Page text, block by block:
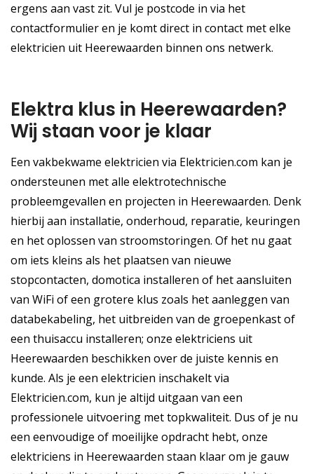
ergens aan vast zit. Vul je postcode in via het
contactformulier en je komt direct in contact met elke
elektricien uit Heerewaarden binnen ons netwerk.
Elektra klus in Heerewaarden?
Wij staan voor je klaar
Een vakbekwame elektricien via Elektricien.com kan je
ondersteunen met alle elektrotechnische
probleemgevallen en projecten in Heerewaarden. Denk
hierbij aan installatie, onderhoud, reparatie, keuringen
en het oplossen van stroomstoringen. Of het nu gaat
om iets kleins als het plaatsen van nieuwe
stopcontacten, domotica installeren of het aansluiten
van WiFi of een grotere klus zoals het aanleggen van
databekabeling, het uitbreiden van de groepenkast of
een thuisaccu installeren; onze elektriciens uit
Heerewaarden beschikken over de juiste kennis en
kunde. Als je een elektricien inschakelt via
Elektricien.com, kun je altijd uitgaan van een
professionele uitvoering met topkwaliteit. Dus of je nu
een eenvoudige of moeilijke opdracht hebt, onze
elektriciens in Heerewaarden staan klaar om je gauw